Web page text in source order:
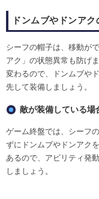
ドンムブやドンア
シーフの帽子は、移動が
アク」の状態異常も防げ
変わるので、ドンムブや
先して装備しましょう。
敵が装備している場
ゲーム終盤では、シーフ
ずにドンムブやドンアク
あるので、アビリティ発
しましょう。